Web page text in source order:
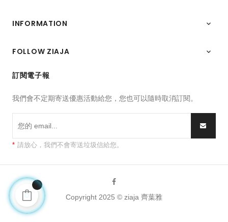
INFORMATION 
FOLLOW ZIAJA 
訂閱電子報
我們會不定期寄送優惠活動給您，您也可以隨時取消訂閱。
* 請放心，我們不會寄送垃圾信給您。
Copyright 2025 © ziaja 齊葉雅